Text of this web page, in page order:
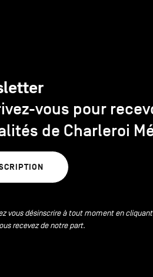
vous pour
de Charleroi
vous désinscrire à tout moment en
recevez de notre part.